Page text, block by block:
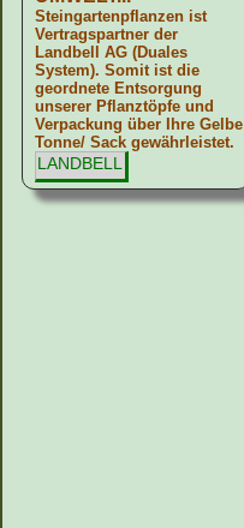
Steingartenpflanzen ist
Vertragspartner der
Landbell AG (Duales
System). Somit ist die
geordnete Entsorgung
unserer Pflanztöpfe und
Verpackung über Ihre Gelbe
Tonne/ Sack gewährleistet.
LANDBELL